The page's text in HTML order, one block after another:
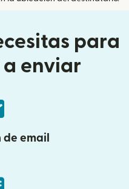
para
a enviar
de email